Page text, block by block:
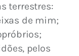
terrestres:
de mim;
pelos